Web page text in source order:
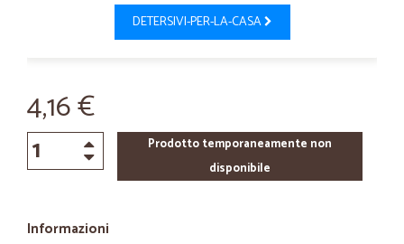
DETERSIVI-PER-LA-CASA
4,16 €
Prodotto temporaneamente non
disponibile
Informazioni